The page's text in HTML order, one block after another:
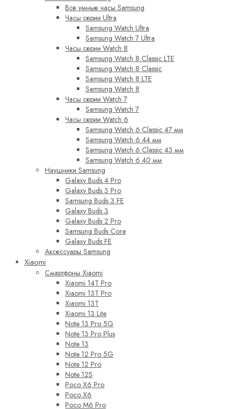
Все умные часы Samsung
Часы серии Ultra
Samsung Watch Ultra
Samsung Watch 7 Ultra
Часы серии Watch 8
Samsung Watch 8 Classic LTE
Samsung Watch 8 Classic
Samsung Watch 8 LTE
Samsung Watch 8
Часы серии Watch 7
Samsung Watch 7
Часы серии Watch 6
Samsung Watch 6 Classic 47 мм
Samsung Watch 6 44 мм
Samsung Watch 6 Classic 43 мм
Samsung Watch 6 40 мм
Наушники Samsung
Galaxy Buds 4 Pro
Galaxy Buds 3 Pro
Samsung Buds 3 FE
Galaxy Buds 3
Galaxy Buds 2 Pro
Samsung Buds Core
Galaxy Buds FE
Аксессуары Samsung
Xiaomi
Смартфоны Xiaomi
Xiaomi 14T Pro
Xiaomi 13T Pro
Xiaomi 13T
Xiaomi 13 Lite
Note 13 Pro 5G
Note 13 Pro Plus
Note 13
Note 12 Pro 5G
Note 12 Pro
Note 12S
Poco X6 Pro
Poco X6
Poco M6 Pro